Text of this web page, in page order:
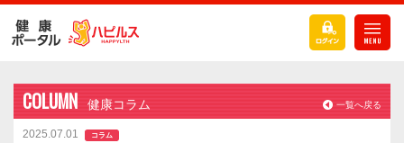
COLUMN 健康コラム 一覧へ戻る
2025.07.01 コラム